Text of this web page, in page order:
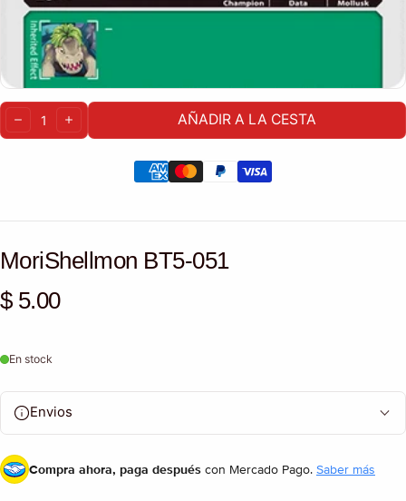
Cantidad:
DISMINUIRAUMENTAR AÑADIR A LA CESTA
MoriShellmon BT5-051
Precio habitual
$ 5.00
En stock
Envios
Compra ahora, paga después con Mercado Pago. Saber más